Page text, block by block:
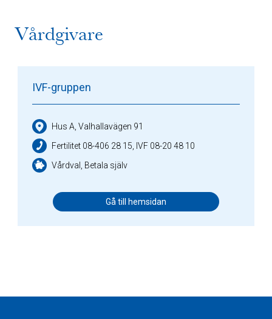
Vårdgivare
IVF-gruppen
Hus A, Valhallavägen 91
Fertilitet 08-406 28 15, IVF 08-20 48 10
Vårdval, Betala själv
Gå till hemsidan